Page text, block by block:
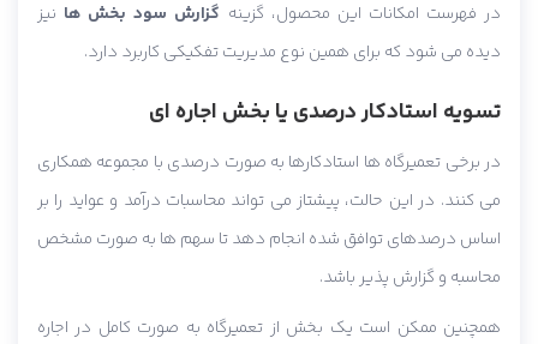
در فهرست امکانات این محصول، گزینه گزارش سود بخش ها نیز
دیده می شود که برای همین نوع مدیریت تفکیکی کاربرد دارد.
تسویه استادکار درصدی یا بخش اجاره ای
در برخی تعمیرگاه ها استادکارها به صورت درصدی با مجموعه همکاری
می کنند. در این حالت، پیشتاز می تواند محاسبات درآمد و عواید را بر
اساس درصدهای توافق شده انجام دهد تا سهم ها به صورت مشخص
محاسبه و گزارش پذیر باشد.
همچنین ممکن است یک بخش از تعمیرگاه به صورت کامل در اجاره